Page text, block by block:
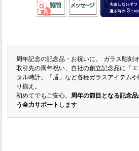
周年記念の記念品・お祝いに。
ガラス彫刻
取引先の周年祝い、自社の創立記念品に「
タル時計」「盾」など各種ガラスアイテム
り揃え。
初めてでもご安心。 周年の節目となる記念
う全力サポート します